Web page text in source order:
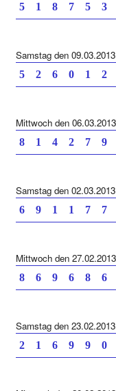
5 1 8 7 5 3
Samstag den 09.03.2013
5 2 6 0 1 2
Mittwoch den 06.03.2013
8 1 4 2 7 9
Samstag den 02.03.2013
6 9 1 1 7 7
Mittwoch den 27.02.2013
8 6 9 6 8 6
Samstag den 23.02.2013
2 1 6 9 9 0